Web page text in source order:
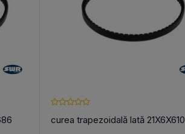
curea trapezoidală lată 21X6X610